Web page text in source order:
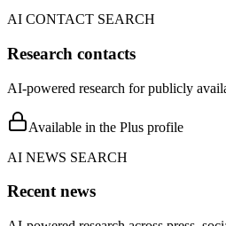
AI CONTACT SEARCH
Research contacts
AI-powered research for publicly
Available in the Plus profile
AI NEWS SEARCH
Recent news